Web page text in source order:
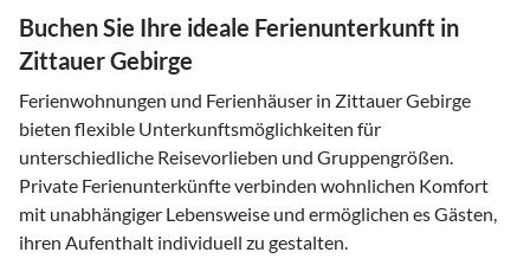
Buchen Sie Ihre ideale Ferienunterkunft in
Zittauer Gebirge
Ferienwohnungen und Ferienhäuser in Zittauer Gebirge
bieten flexible Unterkunftsmöglichkeiten für
unterschiedliche Reisevorlieben und Gruppengrößen.
Private Ferienunterkünfte verbinden wohnlichen Komfort
mit unabhängiger Lebensweise und ermöglichen es Gästen,
ihren Aufenthalt individuell zu gestalten.